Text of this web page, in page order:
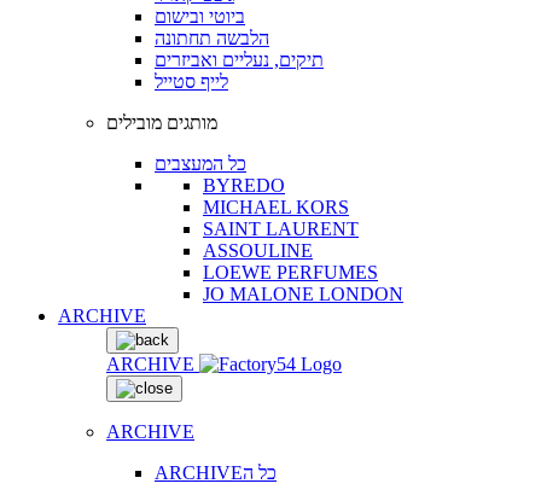
ביוטי ובישום
הלבשה תחתונה
תיקים, נעליים ואביזרים
לייף סטייל
מותגים מובילים
כל המעצבים
BYREDO
MICHAEL KORS
SAINT LAURENT
ASSOULINE
LOEWE PERFUMES
JO MALONE LONDON
ARCHIVE
ARCHIVE
ARCHIVE
ARCHIVEכל ה